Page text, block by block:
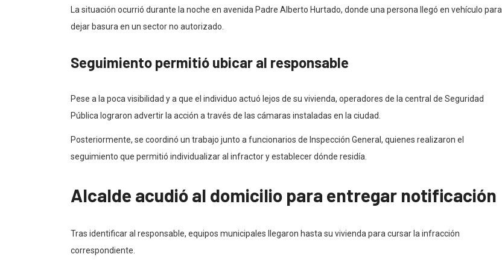
La situación ocurrió durante la noche en avenida Padre Alberto Hurtado, donde una persona llegó en vehículo para
dejar basura en un sector no autorizado.
Seguimiento permitió ubicar al responsable
Pese a la poca visibilidad y a que el individuo actuó lejos de su vivienda, operadores de la central de Seguridad
Pública lograron advertir la acción a través de las cámaras instaladas en la ciudad.
Posteriormente, se coordinó un trabajo junto a funcionarios de Inspección General, quienes realizaron el
seguimiento que permitió individualizar al infractor y establecer dónde residía.
Alcalde acudió al domicilio para entregar notificación
Tras identificar al responsable, equipos municipales llegaron hasta su vivienda para cursar la infracción
correspondiente.